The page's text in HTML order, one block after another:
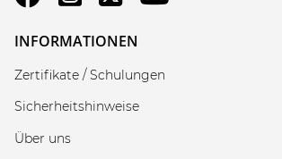
INFORMATIONEN
Zertifikate / Schulungen
Sicherheitshinweise
Über uns